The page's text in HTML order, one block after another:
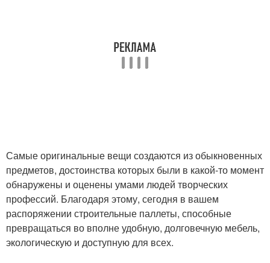
Самые оригинальные вещи создаются из обыкновенных
предметов, достоинства которых были в какой-то момент
обнаружены и оценены умами людей творческих
профессий. Благодаря этому, сегодня в вашем
распоряжении строительные паллеты, способные
превращаться во вполне удобную, долговечную мебель,
экологическую и доступную для всех.